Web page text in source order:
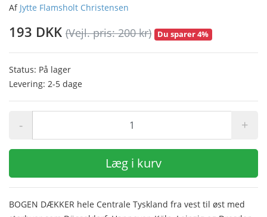
Af Jytte Flamsholt Christensen
193 DKK (Vejl. pris: 200 kr) Du sparer 4%
Status: På lager
Levering: 2-5 dage
- +
Læg i kurv
BOGEN DÆKKER hele Centrale Tyskland fra vest til øst med